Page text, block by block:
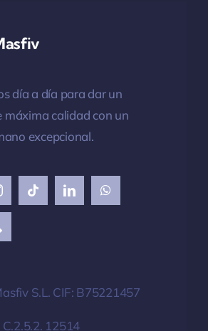
día a día para dar un
máxima calidad con un
excepcional.
S.L. CIF: B75221457
12514